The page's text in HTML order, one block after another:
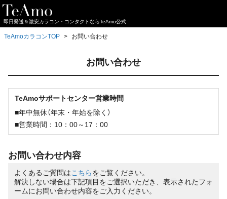
即日発送＆激安カラコン・コンタクトならTeAmo公式
TeAmoカラコンTOP お問い合わせ
お問い合わせ
TeAmoサポートセンター営業時間
■年中無休（年末・年始を除く）
■営業時間：10：00～17：00
お問い合わせ内容
よくあるご質問はこちらをご覧ください。
解決しない場合は下記項目をご選択いただき、表示されたフォ
ームにお問い合わせ内容をご入力ください。